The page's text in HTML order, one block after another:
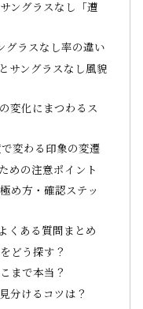
ングラスなし「遭
グラスなし率の違い
サングラスなし風貌
変化にまつわるス
変わる印象の変遷
めの注意ポイント
め方・確認ステッ
くある質問まとめ
どう探す？
まで本当？
分けるコツは？